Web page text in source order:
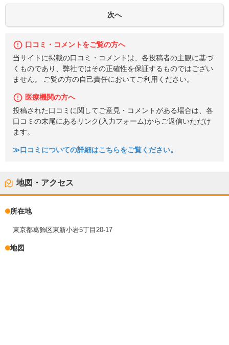
口コミ・コメントをご覧の方へ
当サイトに掲載の口コミ・コメントは、各投稿者の主観に基づ
くものであり、弊社ではその正確性を保証するものではござい
ません。 ご覧の方の自己責任においてご利用ください。
医療機関の方へ
投稿された口コミに関してご意見・コメントがある場合は、各
口コミの末尾にあるリンク(入力フォーム)からご返信いただけ
ます。
≫口コミについての詳細はこちらをご覧ください。
地図・アクセス
所在地
東京都葛飾区東新小岩5丁目20-17
地図